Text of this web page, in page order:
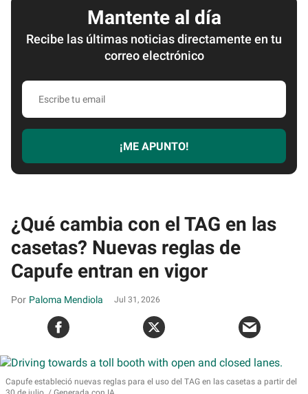
Mantente al día
Recibe las últimas noticias directamente en tu
correo electrónico
Escribe
email
¡ME APUNTO!
¿Qué cambia con el TAG en las
casetas? Nuevas reglas de
Capufe entran en vigor
Paloma Mendiola Jul 31, 2026
Capufe estableció nuevas reglas para el uso del TAG en las casetas a partir del